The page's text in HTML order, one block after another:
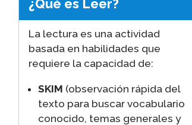
¿Qué es Leer?
La lectura es una actividad
basada en habilidades que
requiere la capacidad de:
SKIM (observación rápida del
texto para buscar vocabulario
conocido, temas generales y